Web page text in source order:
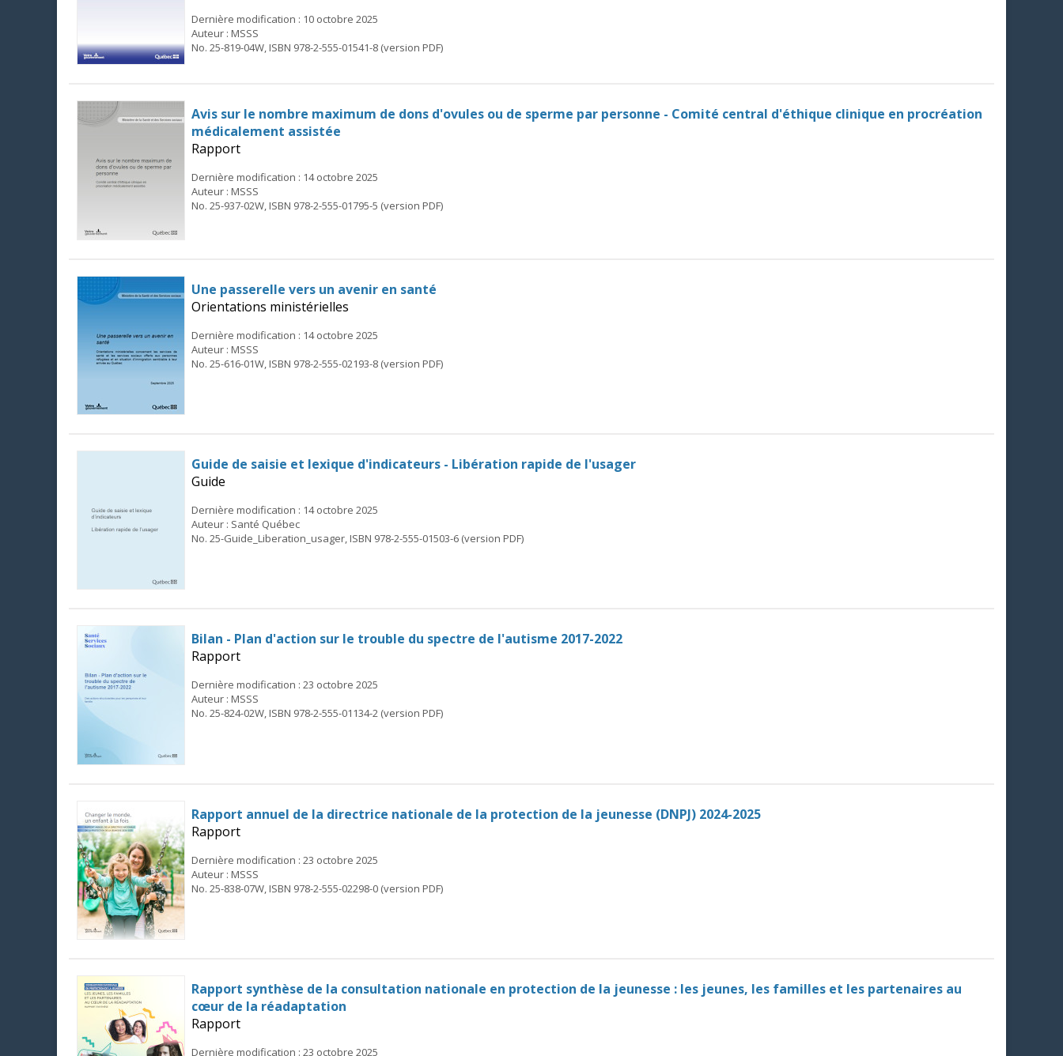
Dernière modification : 10 octobre 2025
Auteur : MSSS
No. 25-819-04W, ISBN 978-2-555-01541-8 (version PDF)
Avis sur le nombre maximum de dons d'ovules ou de sperme par personne - Comité central d'éthique clinique en procréation
médicalement assistée
Rapport
Dernière modification : 14 octobre 2025
Auteur : MSSS
No. 25-937-02W, ISBN 978-2-555-01795-5 (version PDF)
Une passerelle vers un avenir en santé
Orientations ministérielles
Dernière modification : 14 octobre 2025
Auteur : MSSS
No. 25-616-01W, ISBN 978-2-555-02193-8 (version PDF)
Guide de saisie et lexique d'indicateurs - Libération rapide de l'usager
Guide
Dernière modification : 14 octobre 2025
Auteur : Santé Québec
No. 25-Guide_Liberation_usager, ISBN 978-2-555-01503-6 (version PDF)
Bilan - Plan d'action sur le trouble du spectre de l'autisme 2017-2022
Rapport
Dernière modification : 23 octobre 2025
Auteur : MSSS
No. 25-824-02W, ISBN 978-2-555-01134-2 (version PDF)
Rapport annuel de la directrice nationale de la protection de la jeunesse (DNPJ) 2024-2025
Rapport
Dernière modification : 23 octobre 2025
Auteur : MSSS
No. 25-838-07W, ISBN 978-2-555-02298-0 (version PDF)
Rapport synthèse de la consultation nationale en protection de la jeunesse : les jeunes, les familles et les partenaires au
cœur de la réadaptation
Rapport
Dernière modification : 23 octobre 2025